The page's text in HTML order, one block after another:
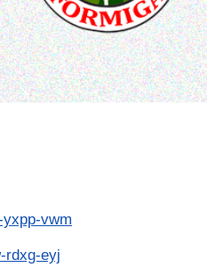
vwm
rdxg-eyj